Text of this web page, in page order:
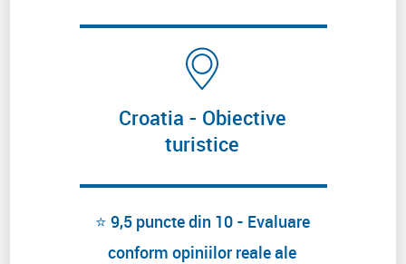
Croatia - Obiective
turistice
⭐ 9,5 puncte din 10 - Evaluare
conform opiniilor reale ale